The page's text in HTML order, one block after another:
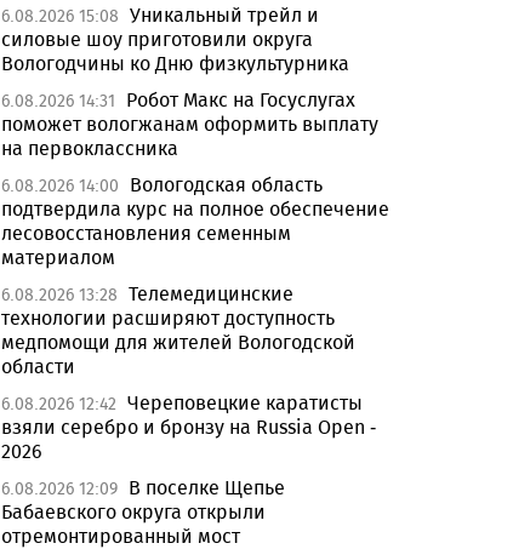
6.08.2026 15:08 Уникальный трейл и
силовые шоу приготовили округа
Вологодчины ко Дню физкультурника
6.08.2026 14:31
Робот Макс на Госуслугах
поможет вологжанам оформить выплату
на первоклассника
6.08.2026 14:00
Вологодская область
подтвердила курс на полное обеспечение
лесовосстановления семенным
материалом
6.08.2026 13:28 Телемедицинские
технологии расширяют доступность
медпомощи для жителей Вологодской
области
6.08.2026 12:42 Череповецкие каратисты
взяли серебро и бронзу на Russia Open -
2026
6.08.2026 12:09 В поселке Щепье
Бабаевского округа открыли
отремонтированный мост